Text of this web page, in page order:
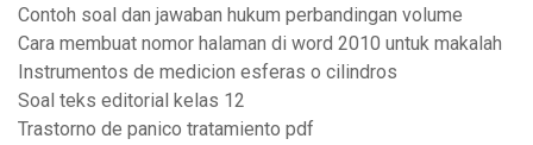
Contoh soal dan jawaban hukum perbandingan volume
Cara membuat nomor halaman di word 2010 untuk makalah
Instrumentos de medicion esferas o cilindros
Soal teks editorial kelas 12
Trastorno de panico tratamiento pdf